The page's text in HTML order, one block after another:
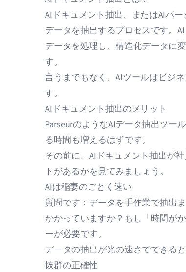
AIドキュメント抽出、またはAIパ
データを抽出するプロセスです。
データを処理し 、構造化データに
す。
言うまでもなく、AIツールはビジ
す。
AIドキュメント抽出のメリット
ParseurのようなAIデータ抽出ツール
る時間も増えるはずです。
その前に、AIドキュメント抽出が
トがあるかを見てみましょう。
AIは稲妻のごとく速い
質問です：データを手作業で抽出
かかっていますか？もし「時間が
ーが必要です。
データの抽出が光の速さでできる
抜群の正確性